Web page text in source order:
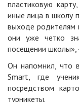
пластиковую
иные лица в школу
выходе родителям
они уже четко
посещении школы»,
Он напомнил, что
Smart, где
посредством
турникеты.